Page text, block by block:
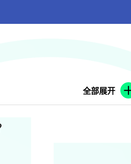
全部展开